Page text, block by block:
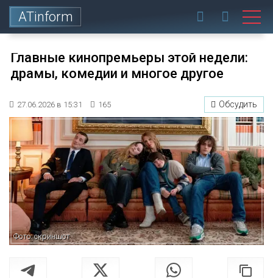
ATinform
Главные кинопремьеры этой недели:
драмы, комедии и многое другое
27.06.2026 в 15:31 165 Обсудить
Фото: скриншот